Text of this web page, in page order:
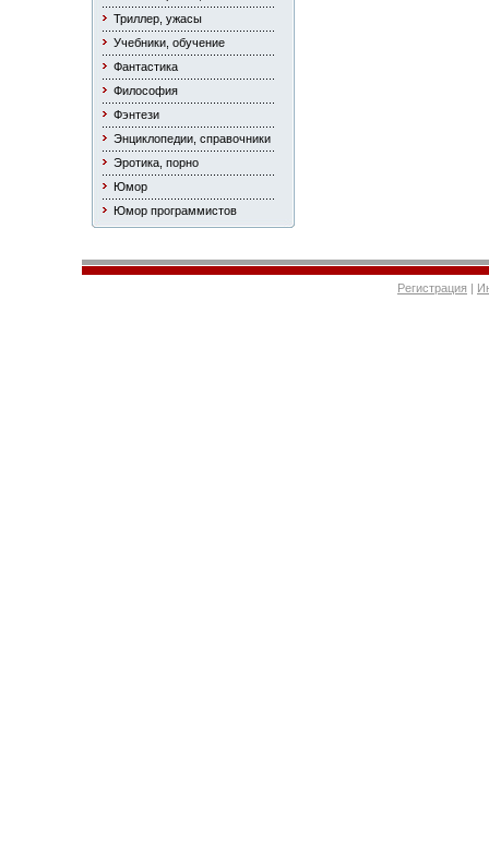
Триллер, ужасы
Учебники, обучение
Фантастика
Философия
Фэнтези
Энциклопедии, справочники
Эротика, порно
Юмор
Юмор программистов
Регистрация |